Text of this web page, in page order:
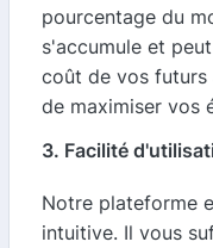
pourcentage du
s'accumule et
coût de vos futurs
de maximiser vos
3. Facilité
Notre plateforme
intuitive. Il vous